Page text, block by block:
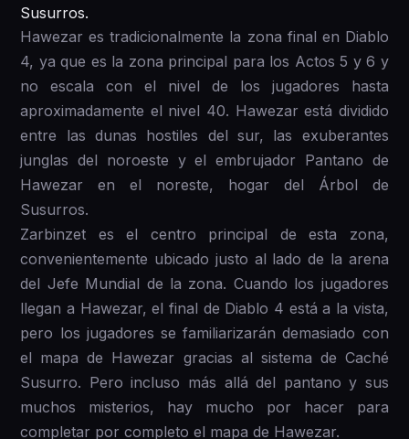
Susurros.
Hawezar es tradicionalmente la zona final en Diablo
4, ya que es la zona principal para los Actos 5 y 6 y
no escala con el nivel de los jugadores hasta
aproximadamente el nivel 40. Hawezar está dividido
entre las dunas hostiles del sur, las exuberantes
junglas del noroeste y el embrujador Pantano de
Hawezar en el noreste, hogar del Árbol de
Susurros.
Zarbinzet es el centro principal de esta zona,
convenientemente ubicado justo al lado de la arena
del Jefe Mundial de la zona. Cuando los jugadores
llegan a Hawezar, el final de Diablo 4 está a la vista,
pero los jugadores se familiarizarán demasiado con
el mapa de Hawezar gracias al sistema de Caché
Susurro. Pero incluso más allá del pantano y sus
muchos misterios, hay mucho por hacer para
completar por completo el mapa de Hawezar.